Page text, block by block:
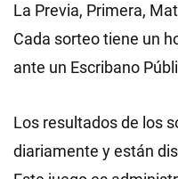
La Previa, Primera,
Cada sorteo tiene un
ante un Escribano
Los resultados de los
diariamente y están